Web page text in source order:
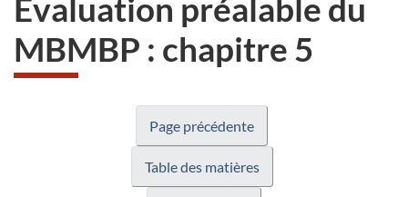
pas
participer
au
du
site
web,
Évaluation préalable du
MBMBP : chapitre 5
Page précédente
Table des matières